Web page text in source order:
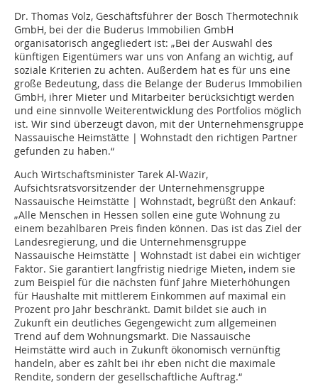
Dr. Thomas Volz, Geschäftsführer der Bosch Thermotechnik
GmbH, bei der die Buderus Immobilien GmbH
organisatorisch angegliedert ist: „Bei der Auswahl des
künftigen Eigentümers war uns von Anfang an wichtig, auf
soziale Kriterien zu achten. Außerdem hat es für uns eine
große Bedeutung, dass die Belange der Buderus Immobilien
GmbH, ihrer Mieter und Mitarbeiter berücksichtigt werden
und eine sinnvolle Weiterentwicklung des Portfolios möglich
ist. Wir sind überzeugt davon, mit der Unternehmensgruppe
Nassauische Heimstätte | Wohnstadt den richtigen Partner
gefunden zu haben.“
Auch Wirtschaftsminister Tarek Al-Wazir,
Aufsichtsratsvorsitzender der Unternehmensgruppe
Nassauische Heimstätte | Wohnstadt, begrüßt den Ankauf:
„Alle Menschen in Hessen sollen eine gute Wohnung zu
einem bezahlbaren Preis finden können. Das ist das Ziel der
Landesregierung, und die Unternehmensgruppe
Nassauische Heimstätte | Wohnstadt ist dabei ein wichtiger
Faktor. Sie garantiert langfristig niedrige Mieten, indem sie
zum Beispiel für die nächsten fünf Jahre Mieterhöhungen
für Haushalte mit mittlerem Einkommen auf maximal ein
Prozent pro Jahr beschränkt. Damit bildet sie auch in
Zukunft ein deutliches Gegengewicht zum allgemeinen
Trend auf dem Wohnungsmarkt. Die Nassauische
Heimstätte wird auch in Zukunft ökonomisch vernünftig
handeln, aber es zählt bei ihr eben nicht die maximale
Rendite, sondern der gesellschaftliche Auftrag.“